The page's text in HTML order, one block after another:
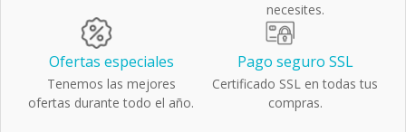
necesites.
Ofertas especiales
Tenemos las mejores
ofertas durante todo el año.
Pago seguro SSL
Certificado SSL en todas tus
compras.